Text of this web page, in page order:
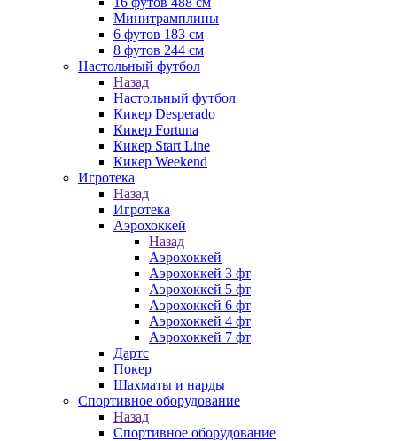
Минитрамплины
6 футов 183 см
8 футов 244 см
Настольный футбол
Назад
Настольный футбол
Кикер Desperado
Кикер Fortuna
Кикер Start Line
Кикер Weekend
Игротека
Назад
Игротека
Аэрохоккей
Назад
Аэрохоккей
Аэрохоккей 3 фт
Аэрохоккей 5 фт
Аэрохоккей 6 фт
Аэрохоккей 4 фт
Аэрохоккей 7 фт
Дартс
Покер
Шахматы и нарды
Спортивное оборудование
Назад
Спортивное оборудование